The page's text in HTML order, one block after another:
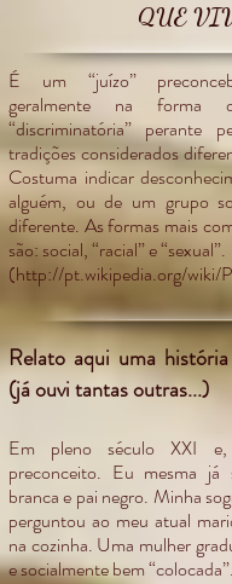
QUE
É um “juízo”
geralmente na forma
“discriminatória” perante
tradições considerados
Costuma indicar
alguém, ou de um grupo
diferente. As formas mais
são: social, “racial” e “sexual”.
(http://pt.wikipedia.org/wiki/
Relato aqui uma
(já ouvi tantas outras...)
Em pleno século XXI
preconceito. Eu mesma
branca e pai negro. Minha
perguntou ao meu atual
na cozinha. Uma mulher
e socialmente bem